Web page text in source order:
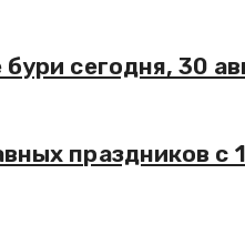
сегодня, 30
праздников с